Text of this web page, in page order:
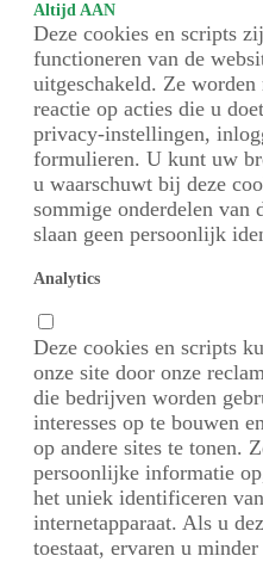
Altijd AAN
Deze cookies en scripts
functioneren van de
uitgeschakeld. Ze
reactie op acties die u
privacy-instellingen,
formulieren. U kunt uw
u waarschuwt bij deze
sommige onderdelen van
slaan geen persoonlijk
Analytics
Deze cookies en scripts
onze site door onze
die bedrijven worden
interesses op te bouwen
op andere sites te tonen.
persoonlijke informatie
het uniek identificeren
internetapparaat. Als u
toestaat, ervaren u